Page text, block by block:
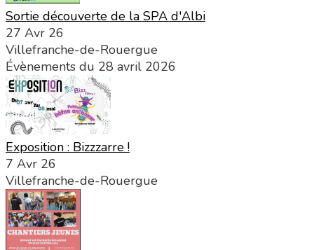
Sortie découverte de la SPA d'Albi
27 Avr 26
Villefranche-de-Rouergue
Évènements du 28 avril 2026
Exposition : Bizzzarre !
7 Avr 26
Villefranche-de-Rouergue